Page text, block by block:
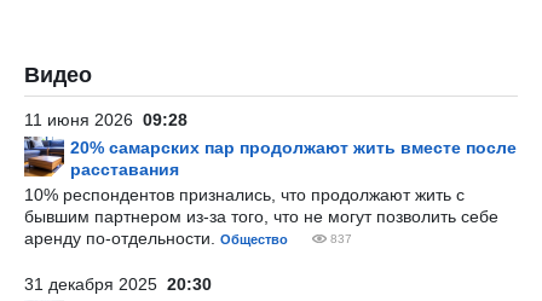
Видео
11 июня 2026 09:28
20% самарских пар продолжают жить вместе после
расставания
10% респондентов признались, что продолжают жить с
бывшим партнером из-за того, что не могут позволить себе
аренду по-отдельности.
Общество 837
31 декабря 2025 20:30